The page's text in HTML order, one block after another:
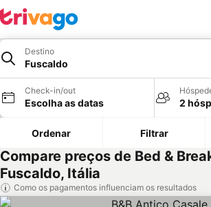
Destino
Fuscaldo
Check-in/out
Escolha as datas 2
Ordenar Filtrar
Compare preços de Bed &
Fuscaldo, Itália
Como os pagamentos influenciam os resultados